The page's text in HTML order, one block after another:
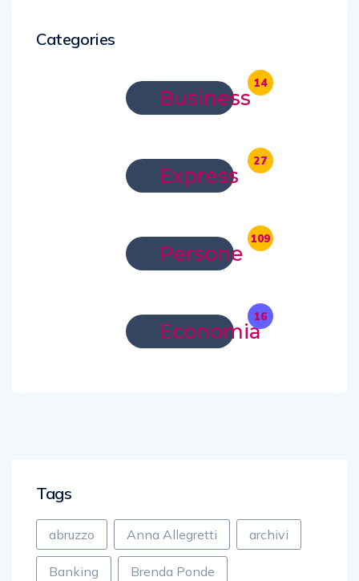
Categories
Business
14
Express
27
Persone
109
Economia
16
Tags
abruzzo Anna Allegretti archivi
Banking Brenda Ponde